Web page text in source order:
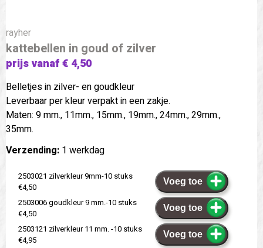
rayher
kattebellen in goud of zilver
prijs vanaf € 4,50
Belletjes in zilver- en goudkleur
Leverbaar per kleur verpakt in een zakje.
Maten: 9 mm., 11mm., 15mm., 19mm., 24mm., 29mm.,
35mm.
Verzending: 1 werkdag
2503021 zilverkleur 9mm-10 stuks
€4,50
Voeg toe
2503006 goudkleur 9 mm.-10 stuks
€4,50
Voeg toe
2503121 zilverkleur 11 mm. -10 stuks
€4,95
Voeg toe